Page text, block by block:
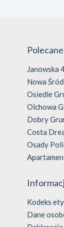
Janowska
Nowa
Osiedle
Olchowa
Dobry
Costa
Osady Poli
Kodeks
Dane